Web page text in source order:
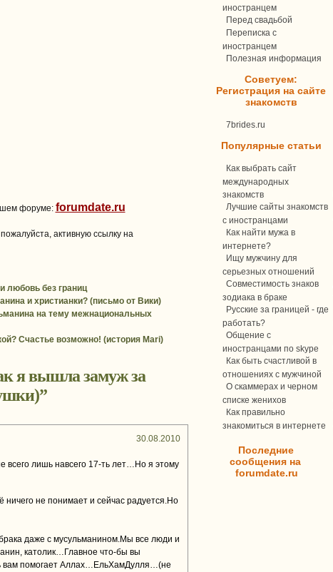
форуме: forumdate.ru
активную ссылку на
любовь без границ
и христианки? (письмо от Вики)
на тему межнациональных
Счастье возможно! (история Mari)
я вышла замуж за
”
30.08.2010
всего лишь навсего 17-ть лет…Но я этому
ничего не понимает и сейчас радуется.Но
даже с мусульманином.Мы все люди и
католик…Главное что-бы вы
помогает Аллах…ЕльХамДулля…(не
иностранцем
Перед свадьбой
Переписка c
иностранцем
Полезная информация
Советуем:
Регистрация на сайте
знакомств
7brides.ru
Популярные статьи
Как выбрать сайт
международных
знакомств
Лучшие сайты знакомств
с иностранцами
Как найти мужа в
интернете?
Ищу мужчину для
серьезных отношений
Совместимость знаков
зодиака в браке
Русские за границей - где
работать?
Общение с
иностранцами по skype
Как быть счастливой в
отношениях с мужчиной
О скаммерах и черном
списке женихов
Как правильно
знакомиться в интернете
Последние
сообщения на
forumdate.ru